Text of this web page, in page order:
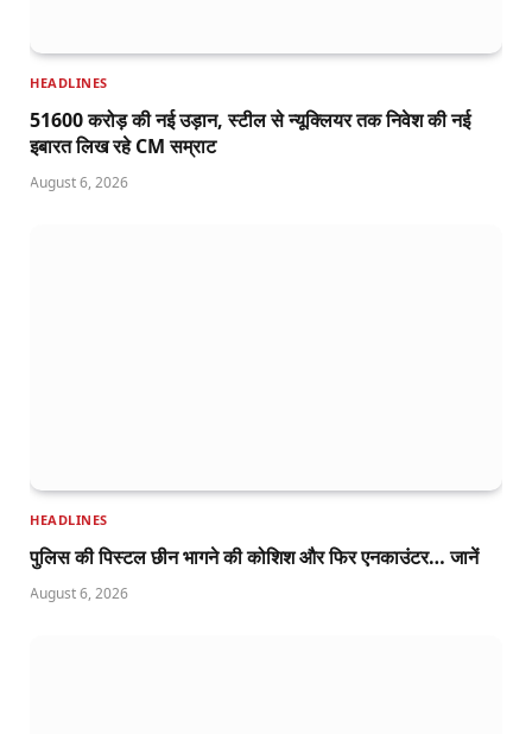
HEADLINES
51600 करोड़ की नई उड़ान, स्टील से न्यूक्लियर तक निवेश की नई
इबारत लिख रहे CM सम्राट
August 6, 2026
HEADLINES
पुलिस की पिस्टल छीन भागने की कोशिश और फिर एनकाउंटर… जानें
August 6, 2026